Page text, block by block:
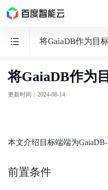
将GaiaDB作为目
数
据
务
将GaiaDB作为
更新时间 ： 2024-08-14
本文介绍目标端端为
前置条件